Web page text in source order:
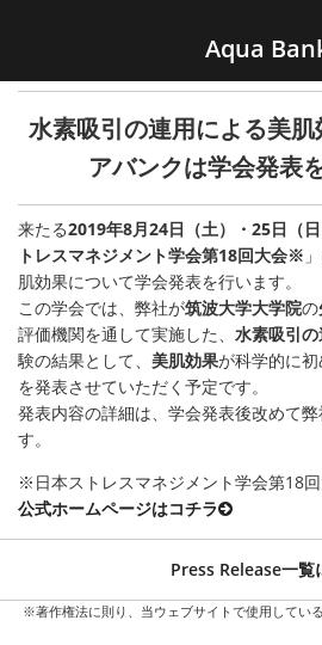
Aqua
TOP
KENCOS・eye-cos
Water Server
COOLIC
環境事業
会社概要
水素吸引の連用による美
アバンクは学会発表
来たる2019年8月24日（土）・25日（日
トレスマネジメント学会第18回大会※
肌効果について学会発表を行います。
この学会では、弊社が筑波大学大学院の
評価機関を通して実施した、 水素吸引の
験の結果として、 美肌効果が科学的に
を発表させていただく予定です。
発表内容の詳細は、学会発表後改めて
す。
※日本ストレスマネジメント学会第18
公式ホームページはコチラ
Press Release一覧
※著作権法に則り、当ウェブサイトで使用してい